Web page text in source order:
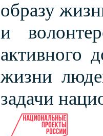
образу
и
активного
жизни
задачи